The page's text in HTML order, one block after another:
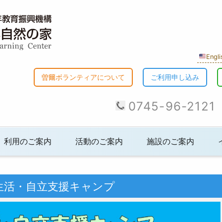
曽爾ボランティアについて ご利用申し込み
0745-96-2121
利用のご案内 活動のご案内 施設のご案内
活・自立支援キャンプ